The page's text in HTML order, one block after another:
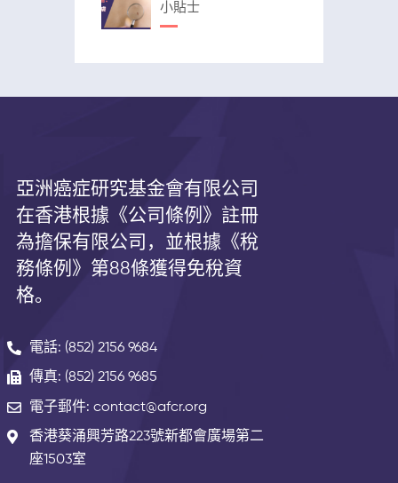
小貼士
亞洲癌症研究基金會有限公司
在香港根據《公司條例》註冊
為擔保有限公司，並根據《稅
務條例》第88條獲得免稅資
格。
電話: (852) 2156 9684
傳真: (852) 2156 9685
電子郵件: contact@afcr.org
香港葵涌興芳路223號新都會廣場第二
座1503室